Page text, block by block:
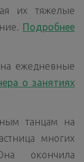
их тяжелые
Подробнее
ежедневные
о занятиях
танцам на
многих
окончила